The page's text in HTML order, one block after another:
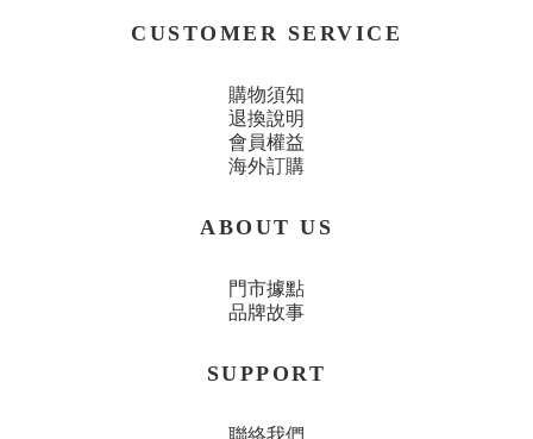
CUSTOMER SERVICE
購物須知
退換說明
會員權益
海外訂購
ABOUT US
門市據點
品牌故事
SUPPORT
聯絡我們